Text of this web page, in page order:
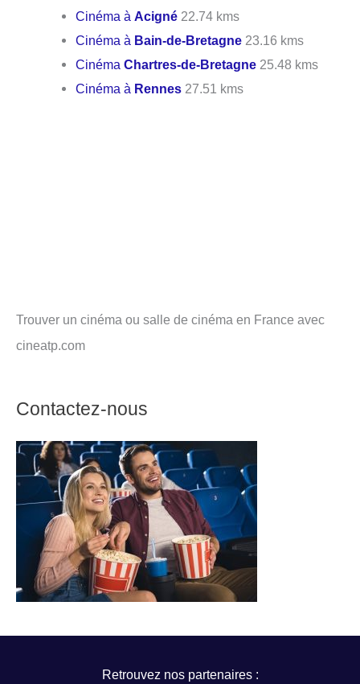
Cinéma àAcigné 22.74 kms
Cinéma à Bain-de-Bretagne 23.16 kms
CinémaChartres-de-Bretagne 25.48 kms
Cinéma à Rennes 27.51 kms
Trouver un cinéma ou salle de cinéma en France avec
cineatp.com
Contactez-nous
Retrouvez nos partenaires :